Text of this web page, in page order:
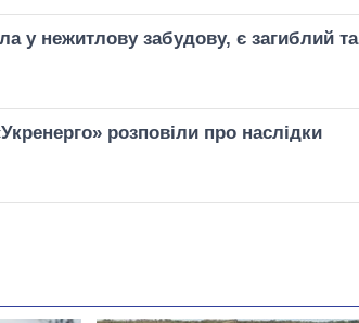
у нежитлову забудову, є загиблий та
розповіли про наслідки